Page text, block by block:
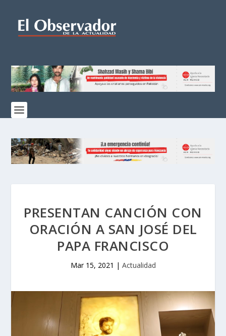
PRESENTAN CANCIÓN CON
ORACIÓN A SAN JOSÉ DEL
PAPA FRANCISCO
Mar 15, 2021 | Actualidad